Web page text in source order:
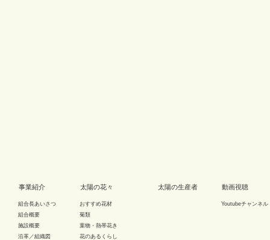
事業紹介
組合長あいさつ
組合概要
施設概要
沿革／組織図
太陽の花々
おすすめ花材
菊類
葉物・熱帯花き
花のあるくらし
太陽の生産者 動画視聴
Youtubeチャンネル